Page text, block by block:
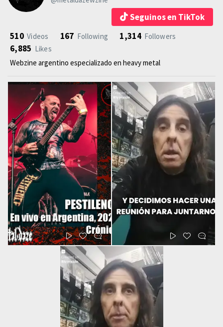
Seguinos en TikTok
510 Videos 167 Following 1,314 Followers
6,885 Likes
Webzine argentino especializado en heavy metal